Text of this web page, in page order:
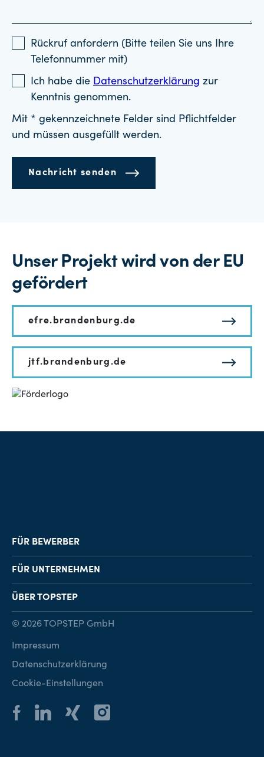
Rückruf anfordern (Bitte teilen Sie uns Ihre
Telefonnummer mit)
Ich habe die Datenschutzerklärung zur
Kenntnis genommen.
Mit * gekennzeichnete Felder sind Pflichtfelder
und müssen ausgefüllt werden.
Nachricht senden
Unser Projekt wird von der EU
gefördert
efre.brandenburg.de
jtf.brandenburg.de
FÜR BEWERBER
Job-Finder
Karriereberatung
FÜR UNTERNEHMEN
Personalvermittlung
Personalsuche
ÜBER TOPSTEP
Kontakt
© 2026 TOPSTEP GmbH
Impressum
Datenschutzerklärung
Cookie-Einstellungen